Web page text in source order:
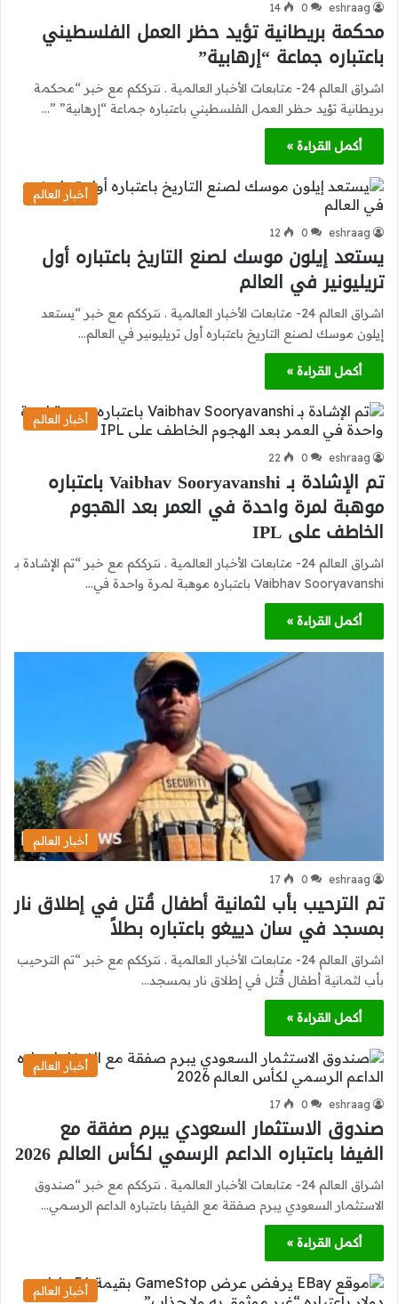
eshraag
0
14
محكمة بريطانية تؤيد حظر العمل الفلسطيني
باعتباره جماعة “إرهابية”
اشراق العالم 24- متابعات الأخبار العالمية . نترككم مع خبر “محكمة
بريطانية تؤيد حظر العمل الفلسطيني باعتباره جماعة “إرهابية” ”…
أكمل القراءة »
أخبار العالم
eshraag
0
12
يستعد إيلون موسك لصنع التاريخ باعتباره أول
تريليونير في العالم
اشراق العالم 24- متابعات الأخبار العالمية . نترككم مع خبر “يستعد
إيلون موسك لصنع التاريخ باعتباره أول تريليونير في العالم…
أكمل القراءة »
أخبار العالم
eshraag
0
22
تم الإشادة بـ Vaibhav Sooryavanshi باعتباره
موهبة لمرة واحدة في العمر بعد الهجوم
الخاطف على IPL
اشراق العالم 24- متابعات الأخبار العالمية . نترككم مع خبر “تم الإشادة بـ
Vaibhav Sooryavanshi باعتباره موهبة لمرة واحدة في…
أكمل القراءة »
أخبار العالم
eshraag
0
17
تم الترحيب بأب لثمانية أطفال قُتل في إطلاق نار
بمسجد في سان دييغو باعتباره بطلاً
اشراق العالم 24- متابعات الأخبار العالمية . نترككم مع خبر “تم الترحيب
بأب لثمانية أطفال قُتل في إطلاق نار بمسجد…
أكمل القراءة »
أخبار العالم
eshraag
0
17
صندوق الاستثمار السعودي يبرم صفقة مع
الفيفا باعتباره الداعم الرسمي لكأس العالم 2026
اشراق العالم 24- متابعات الأخبار العالمية . نترككم مع خبر “صندوق
الاستثمار السعودي يبرم صفقة مع الفيفا باعتباره الداعم الرسمي…
أكمل القراءة »
أخبار العالم